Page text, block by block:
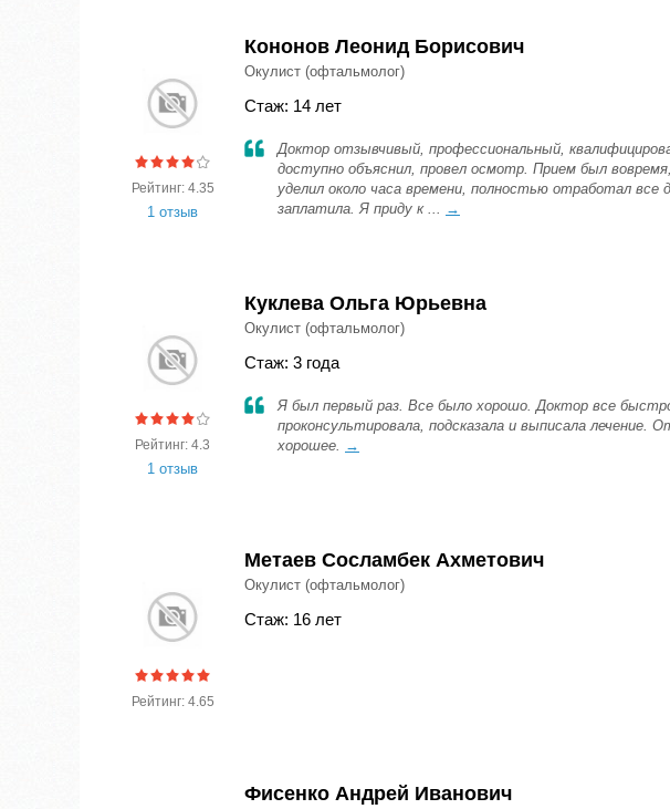
Рейтинг: 4.35
1 отзыв
Кононов Леонид Борисович
Окулист (офтальмолог)
Стаж: 14 лет
Доктор отзывчивый, профессиональный,
доступно объяснил, провел осмотр. Прием был
уделил около часа времени, полностью отработал все
заплатила. Я приду к ... →
Рейтинг: 4.3
1 отзыв
Куклева Ольга Юрьевна
Окулист (офтальмолог)
Стаж: 3 года
Я был первый раз. Все было хорошо. Доктор все
проконсультировала, подсказала и выписала лечение.
хорошее. →
Рейтинг: 4.65
Метаев Сосламбек Ахметович
Окулист (офтальмолог)
Стаж: 16 лет
Фисенко Андрей Иванович